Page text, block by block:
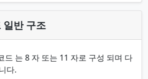
일반 구조
드 는 8 자 또는 11 자로 구성 되며 다
다.